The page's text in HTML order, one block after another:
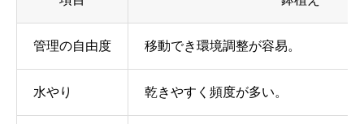
管理の自由度 移動でき環境調整が容易。
水やり 乾きやすく頻度が多い。